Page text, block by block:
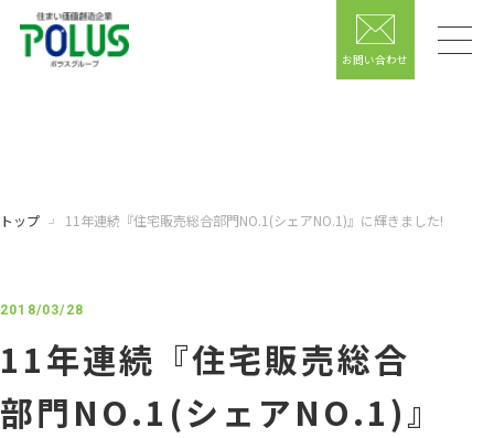
お問い合わせ
トップ 11年連続『住宅販売総合部門NO.1(シェアNO.1)』に輝きました!
2018/03/28
11年連続『住宅販売総合
部門NO.1(シェアNO.1)』